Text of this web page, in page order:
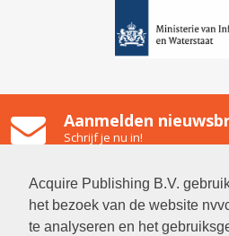
Acquire Publishing B.V.
het bezoek van de website
te analyseren en het
Aanmelden
Schrijf je nu in!
Emmastraat 2, 1211 NG
Contact
Neem contact op met de